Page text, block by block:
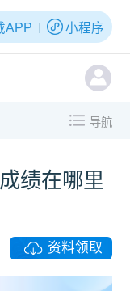
APP 小程序
导航
绩在哪里
资料领取